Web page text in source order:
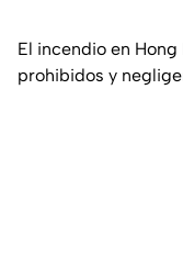
El incendio en
prohibidos y